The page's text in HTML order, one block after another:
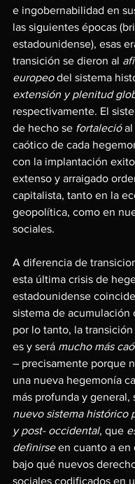
e ingobernabilidad en
las siguientes épocas
estadounidense), esas
transición se dieron al
europeo del sistema
extensión y plenitud
respectivamente. El
de hecho se fortaleció
caótico de cada
con la implantación
extenso y arraigado
capitalista, tanto en la
geopolítica, como en
sociales.
A diferencia de
esta última crisis de
estadounidense
sistema de acumulación
por lo tanto, la
es y será mucho más
– precisamente porque
una nueva hegemonía
más profunda y general,
nuevo sistema histórico
y post- occidental, que
definirse en cuanto a en
bajo qué nuevos
sociales codificados en